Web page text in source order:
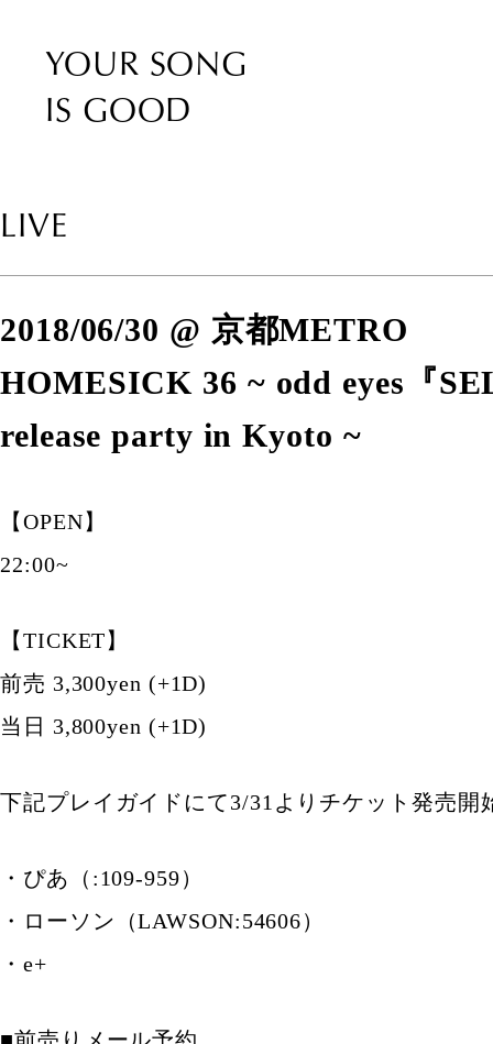
YOUR SONG
IS GOOD
LIVE
2018/06/30 @ 京都METRO
HOMESICK 36 ~ odd eyes『
release party in Kyoto ~
【OPEN】
22:00~
【TICKET】
前売 3,300yen (+1D)
当日 3,800yen (+1D)
下記プレイガイドにて3/31よりチケット発売開
・ぴあ（:109-959）
・ローソン（LAWSON:54606）
・e+